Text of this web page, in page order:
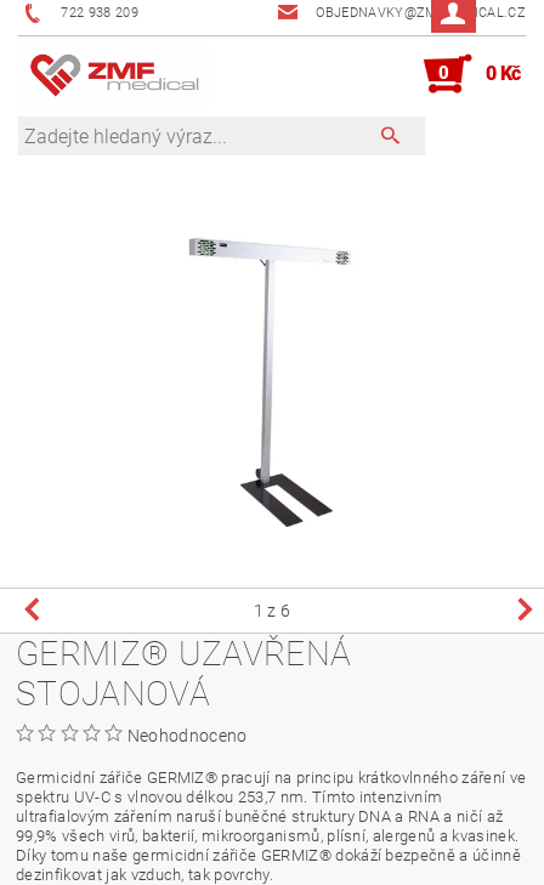
722 938 209 OBJEDNAVKY@ZMFMEDICAL.CZ
0 0 Kč
1 z 6
GERMIZ® UZAVŘENÁ
STOJANOVÁ
Neohodnoceno
Germicidní zářiče GERMIZ® pracují na principu krátkovlnného záření ve
spektru UV-C s vlnovou délkou 253,7 nm. Tímto intenzivním
ultrafialovým zářením naruší buněčné struktury DNA a RNA a ničí až
99,9% všech virů, bakterií, mikroorganismů, plísní, alergenů a kvasinek.
Díky tomu naše germicidní zářiče GERMIZ® dokáží bezpečně a účinně
dezinfikovat jak vzduch, tak povrchy.